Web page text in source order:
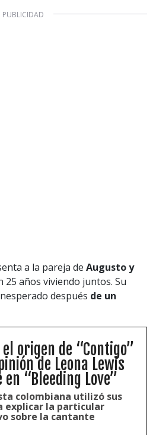
a la pareja de Augusto y
25 años viviendo juntos. Su
después de un
origen de “Contigo”
de Leona Lewis
“Bleeding Love”
colombiana utilizó sus
explicar la particular
sobre la cantante